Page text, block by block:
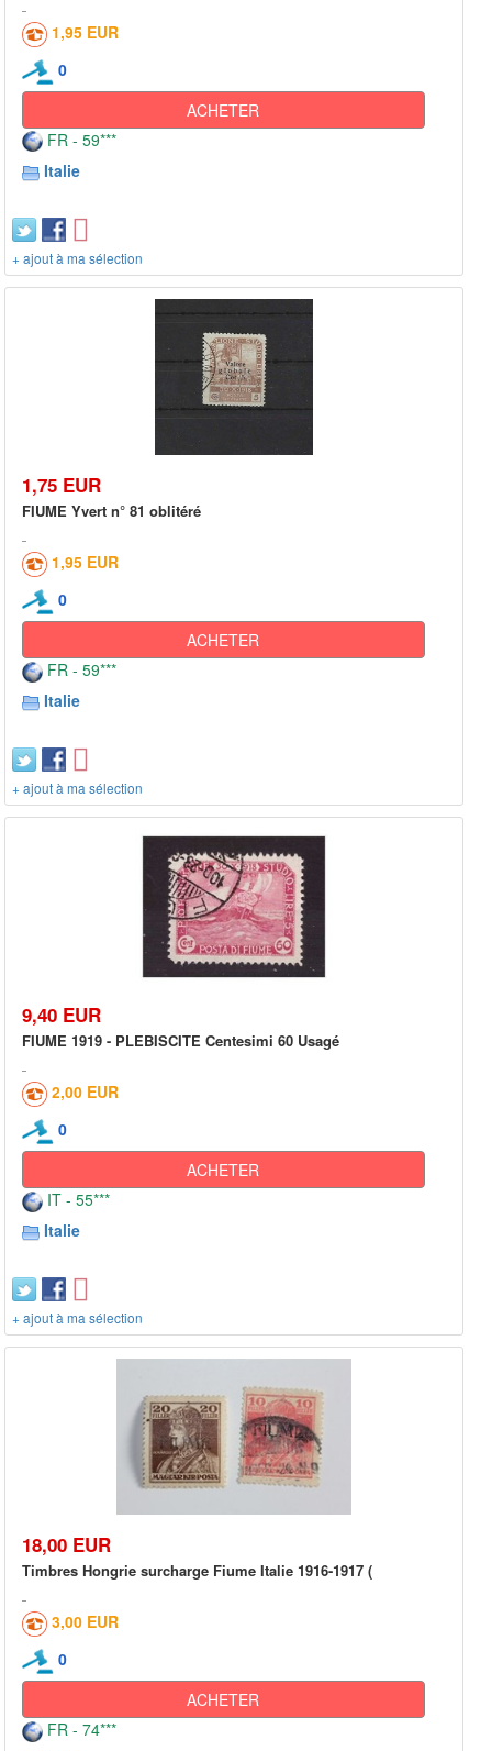
1,95 EUR
0
ACHETER
FR - 59***
Italie
+ ajout à ma sélection
1,75 EUR
FIUME Yvert n° 81 oblitéré
1,95 EUR
0
ACHETER
FR - 59***
Italie
+ ajout à ma sélection
9,40 EUR
FIUME 1919 - PLEBISCITE Centesimi 60 Usagé
2,00 EUR
0
ACHETER
IT - 55***
Italie
+ ajout à ma sélection
18,00 EUR
Timbres Hongrie surcharge Fiume Italie 1916-1917 (
3,00 EUR
0
ACHETER
FR - 74***